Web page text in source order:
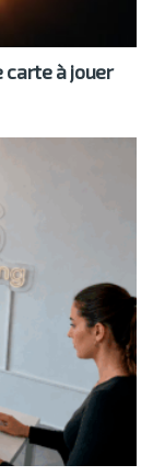
carte à jouer